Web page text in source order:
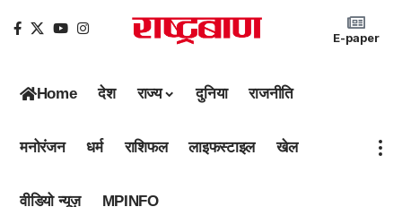
E-paper
Home देश राज्य दुनिया राजनीति
मनोरंजन धर्म राशिफल लाइफस्टाइल खेल
वीडियो न्यूज़ MPINFO